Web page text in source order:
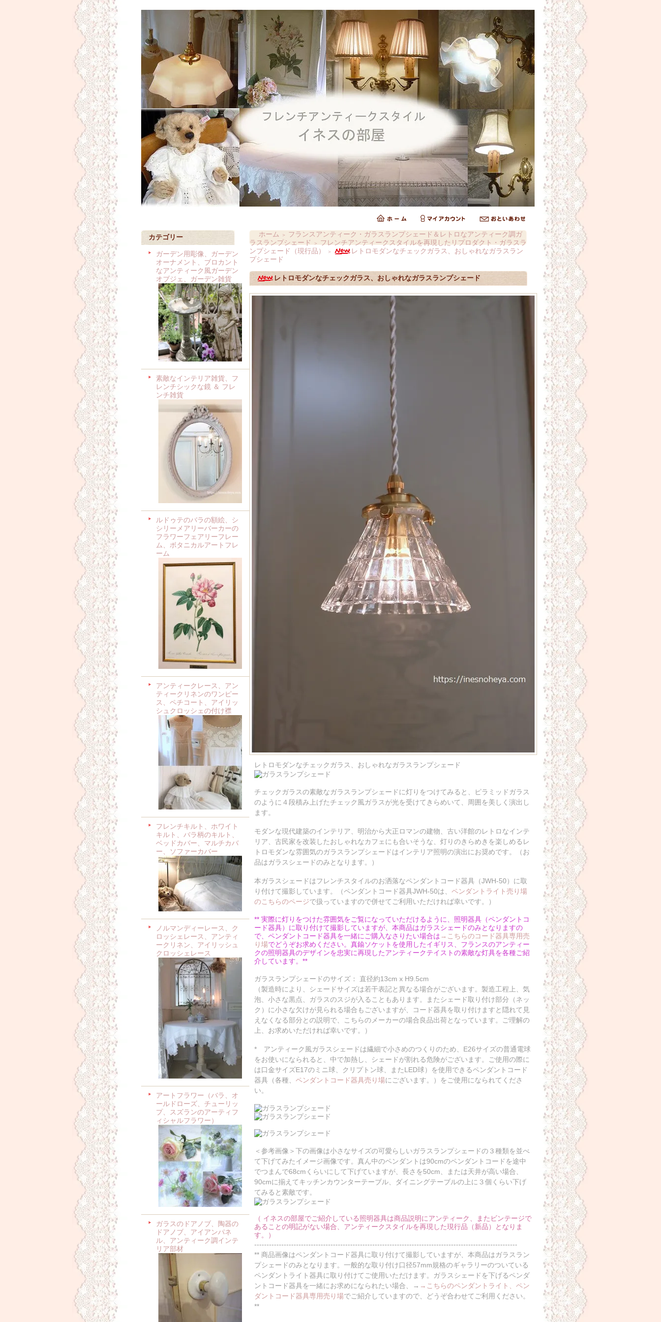
カテゴリー
ガーデン用彫像、ガーデン
オーナメント、ブロカント
なアンティーク風ガーデン
オブジェ、ガーデン雑貨
素敵なインテリア雑貨、フ
レンチシックな鏡 ＆ フレ
ンチ雑貨
ルドゥテのバラの額絵、シ
シリーメアリーバーカーの
フラワーフェアリーフレー
ム、ボタニカルアートフレ
ーム
アンティークレース、アン
ティークリネンのワンピー
ス、ペチコート、アイリッ
シュクロッシェの付け襟
フレンチキルト、ホワイト
キルト、バラ柄のキルト、
ベッドカバー、マルチカバ
ー、ソファーカバー
ノルマンディーレース、ク
ロッシェレース、アンティ
ークリネン、アイリッシュ
クロッシェレース
アートフラワー（バラ、オ
ールドローズ、チューリッ
プ、スズランのアーティフ
ィシャルフラワー）
ガラスのドアノブ、陶器の
ドアノブ、アイアンパネ
ル、アンティーク調インテ
リア部材
ホーム ＞
フランスアンティーク・ガラスランプシェード＆レトロなアンティーク調ガ
ラスランプシェード
＞
フレンチアンティークスタイルを再現したリプロダクト・ガラスラ
ンプシェード（現行品）
＞
レトロモダンなチェックガラス、おしゃれなガラスラン
プシェード
レトロモダンなチェックガラス、おしゃれなガラスランプシェード
レトロモダンなチェックガラス、おしゃれなガラスランプシェード
チェックガラスの素敵なガラスランプシェードに灯りをつけてみると、ピラミッドガラス
のように４段積み上げたチェック風ガラスが光を受けてきらめいて、周囲を美しく演出し
ます。
モダンな現代建築のインテリア、明治から大正ロマンの建物、古い洋館のレトロなインテ
リア、古民家を改装したおしゃれなカフェにも合いそうな、灯りのきらめきを楽しめるレ
トロモダンな雰囲気のガラスランプシェードはインテリア照明の演出にお奨めです。（お
品はガラスシェードのみとなります。）
本ガラスシェードはフレンチスタイルのお洒落なペンダントコード器具（JWH-50）に取
り付けて撮影しています。（ペンダントコード器具JWH-50は、 ペンダントライト売り場
のこちらのページで扱っていますので併せてご利用いただければ幸いです。）
** 実際に灯りをつけた雰囲気をご覧になっていただけるように、照明器具（ペンダントコ
ード器具）に取り付けて撮影していますが、本商品はガラスシェードのみとなりますの
で、ペンダントコード器具を一緒にご購入なさりたい場合は →こちらのコード器具専用売
り場でどうぞお求めください。真鍮ソケットを使用したイギリス、フランスのアンティー
クの照明器具のデザインを忠実に再現したアンティークテイストの素敵な灯具を各種ご紹
介しています。**
ガラスランプシェードのサイズ： 直径約13cm x H9.5cm
（製造時により、シェードサイズは若干表記と異なる場合がございます。製造工程上、気
泡、小さな黒点、ガラスのスジが入ることもあります。またシェード取り付け部分（ネッ
ク）に小さな欠けが見られる場合もございますが、コード器具を取り付けますと隠れて見
えなくなる部分との説明で、こちらのメーカーの場合良品出荷となっています。ご理解の
上、お求めいただければ幸いです。）
* アンティーク風ガラスシェードは繊細で小さめのつくりのため、E26サイズの普通電球
をお使いになられると、中で加熱し、シェードが割れる危険がございます。ご使用の際に
は口金サイズE17のミニ球、クリプトン球、またLED球）を使用できるペンダントコード
器具（各種、 ペンダントコード器具売り場にございます。）をご使用になられてくださ
い。
＜参考画像＞下の画像は小さなサイズの可愛らしいガラスランプシェードの３種類を並べ
て下げてみたイメージ画像です。真ん中のペンダントは90cmのペンダントコードを途中
でつまんで68cmくらいにして下げていますが、長さを50cm、または天井が高い場合、
90cmに揃えてキッチンカウンターテーブル、ダイニングテーブルの上に３個くらい下げ
てみると素敵です。
（ イネスの部屋でご紹介している照明器具は商品説明にアンティーク、またビンテージで
あることの明記がない場合、アンティークスタイルを再現した現行品（新品）となりま
す。）
-----------------------------------------------------------------------------------------------------------
** 商品画像はペンダントコード器具に取り付けて撮影していますが、本商品はガラスラン
プシェードのみとなります。一般的な取り付け口径57mm規格のギャラリーのついている
ペンダントライト器具に取り付けてご使用いただけます。ガラスシェードを下げるペンダ
ントコード器具を一緒にお求めになられたい場合、→ →こちらのペンダントライト、ペン
ダントコード器具専用売り場でご紹介していますので、どうぞ合わせてご利用ください。
**